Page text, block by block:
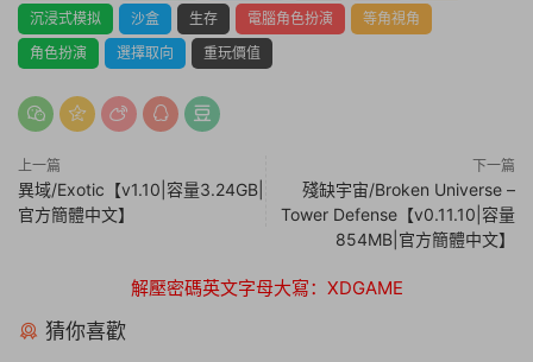
沉浸式模拟
沙盒 生存 電腦角色扮演
等角視角
角色扮演
選擇取向 重玩價值
上一篇
異域/Exotic【v1.10|容量3.24GB|
官方簡體中文】
下一篇
殘缺宇宙/Broken Universe –
Tower Defense【v0.11.10|容量
854MB|官方簡體中文】
解壓密碼英文字母大寫：XDGAME
猜你喜歡